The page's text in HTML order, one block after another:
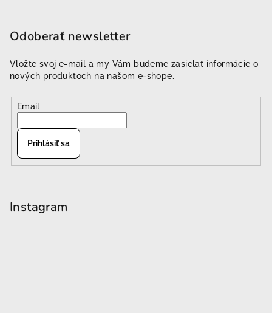
Odoberať newsletter
Vložte svoj e-mail a my Vám budeme zasielať informácie o
nových produktoch na našom e-shope.
Email
Prihlásiť sa
Instagram